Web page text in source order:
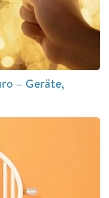
– Geräte,